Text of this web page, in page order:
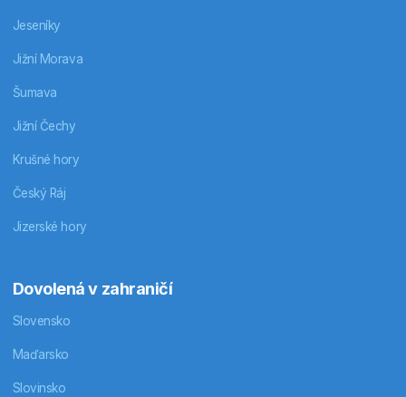
Jeseníky
Jižní Morava
Šumava
Jižní Čechy
Krušné hory
Český Ráj
Jizerské hory
Dovolená v zahraničí
Slovensko
Maďarsko
Slovinsko